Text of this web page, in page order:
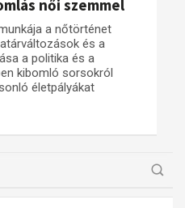
női szemmel
a nőtörténet
és a
a politika és a
kibomló sorsokról
életpályákat